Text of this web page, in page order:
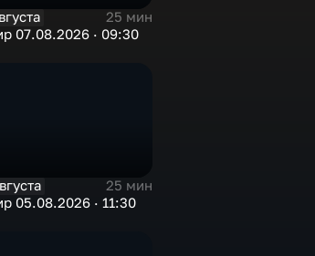
25 мин
07.08.2026 · 09:30
25 мин
05.08.2026 · 11:30